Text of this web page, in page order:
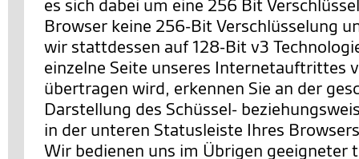
es sich dabei um eine 256 Bit
Browser keine 256-Bit Verschlüsselung
wir stattdessen auf 128-Bit v3
einzelne Seite unseres Internetauftrittes
übertragen wird, erkennen Sie an der
Darstellung des Schüssel-
in der unteren Statusleiste Ihres
Wir bedienen uns im Übrigen geeigneter